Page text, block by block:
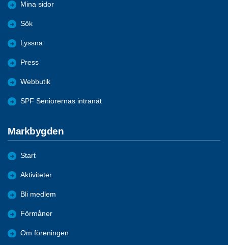
Mina sidor
Sök
Lyssna
Press
Webbutik
SPF Seniorernas intranät
Markbygden
Start
Aktiviteter
Bli medlem
Förmåner
Om föreningen